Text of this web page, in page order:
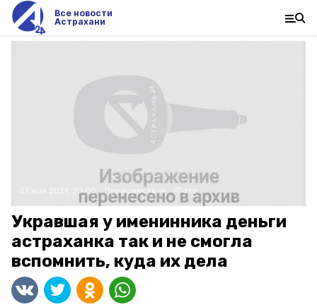
Все новости
Астрахани
27 мая 2021, 20:00 Происшествия Фото:
Укравшая у именинника деньги
астраханка так и не смогла
вспомнить, куда их дела